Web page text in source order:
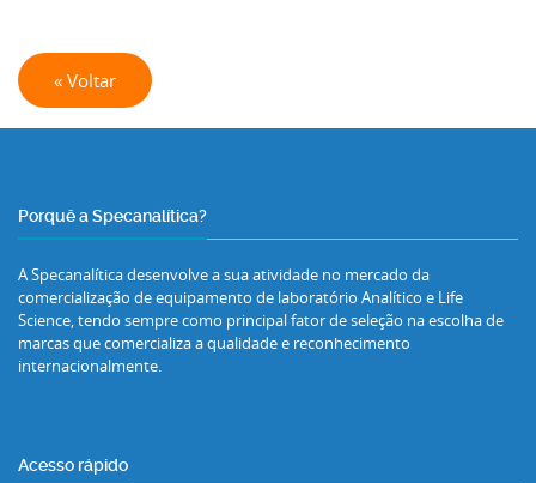
« Voltar
Porquê a Specanalítica?
A Specanalítica desenvolve a sua atividade no mercado da
comercialização de equipamento de laboratório Analítico e Life
Science, tendo sempre como principal fator de seleção na escolha de
marcas que comercializa a qualidade e reconhecimento
internacionalmente.
Acesso rápido